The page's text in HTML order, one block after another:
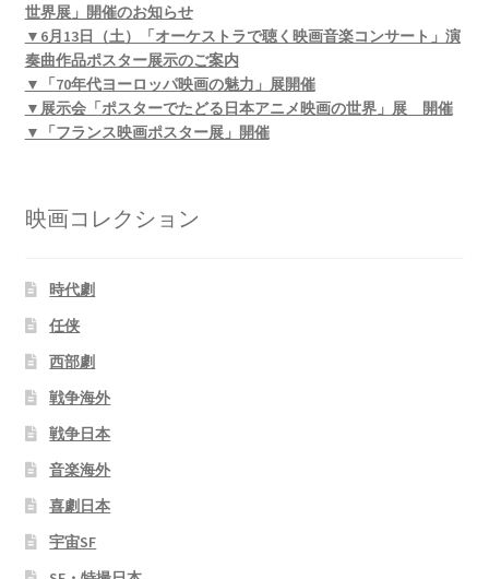
世界展」開催のお知らせ
▼6月13日（土）「オーケストラで聴く映画音楽コンサート」演
奏曲作品ポスター展示のご案内
▼「70年代ヨーロッパ映画の魅力」展開催
▼展示会「ポスターでたどる日本アニメ映画の世界」展 開催
▼「フランス映画ポスター展」開催
映画コレクション
時代劇
任侠
西部劇
戦争海外
戦争日本
音楽海外
喜劇日本
宇宙SF